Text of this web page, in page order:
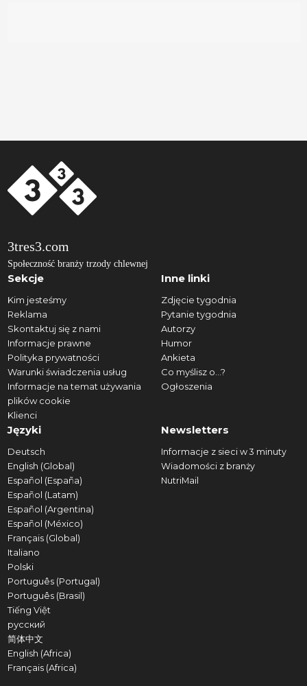
3tres3.com
Społeczność branży trzody chlewnej
Sekcje
Kim jesteśmy
Reklama
Skontaktuj się z nami
Informacje prawne
Polityka prywatności
Warunki świadczenia usług
Informacje na temat używania
plików cookie
Klienci
Inne linki
Zdjęcie tygodnia
Pytanie tygodnia
Autorzy
Humor
Ankieta
Co myślisz o...?
Ogłoszenia
Języki
Deutsch
English (Global)
Español (España)
Español (Latam)
Español (Argentina)
Español (México)
Français (Global)
Italiano
Polski
Português (Portugal)
Português (Brasil)
Tiếng Việt
русский
简体中文
English (Africa)
Français (Africa)
Newsletters
Informacje z sieci w 3 minuty
Wiadomości z branży
NutriMail